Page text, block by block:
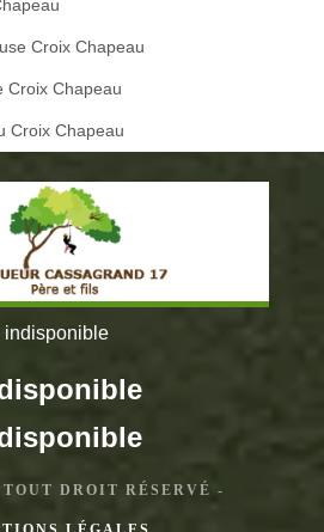
Croix Chapeau
Croix Chapeau
Croix Chapeau
indisponible
DROIT RÉSERVÉ -